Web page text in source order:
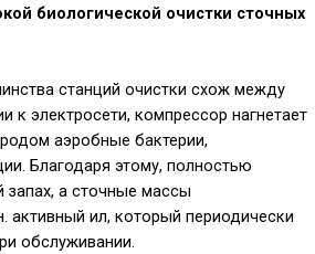
биологической очистки сточных
станций очистки схож между
к электросети, компрессор нагнетает
аэробные бактерии,
Благодаря этому, полностью
запах, а сточные массы
активный ил, который периодически
обслуживании.